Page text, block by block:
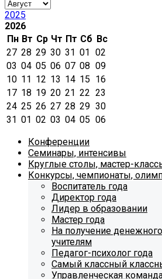
2025
2026
Пн Вт Ср Чт Пт Сб Вс
27 28 29 30 31 01 02
03 04 05 06 07 08 09
10 11 12 13 14 15 16
17 18 19 20 21 22 23
24 25 26 27 28 29 30
31 01 02 03 04 05 06
Конференции
Семинары, интенсивы
Круглые столы, мастер-
Конкурсы, чемпионаты,
Воспитатель года
Директор года
Лидер в образовании
Мастер года
На получение
учителям
Педагог-психолог года
Самый классный
Управленческая